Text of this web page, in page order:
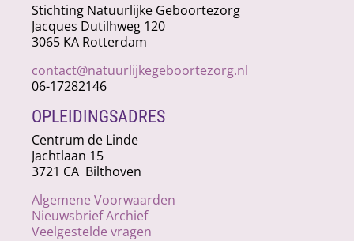
Stichting Natuurlijke Geboortezorg
Jacques Dutilhweg 120
3065 KA Rotterdam
contact@natuurlijkegeboortezorg.nl
06-17282146
OPLEIDINGSADRES
Centrum de Linde
Jachtlaan 15
3721 CA Bilthoven
Algemene Voorwaarden
Nieuwsbrief Archief
Veelgestelde vragen